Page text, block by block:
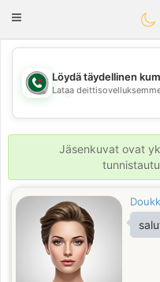
Toggle
💖
💕
Löydä täydellinen
Lataa
Jäsenkuvat ovat